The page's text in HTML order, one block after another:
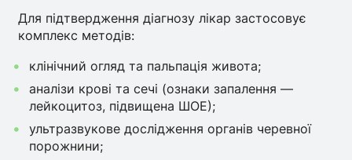
Для підтвердження діагнозу лікар застосовує
комплекс методів:
клінічний огляд та пальпація живота;
аналізи крові та сечі (ознаки запалення —
лейкоцитоз, підвищена ШОЕ);
ультразвукове дослідження органів черевної
порожнини;